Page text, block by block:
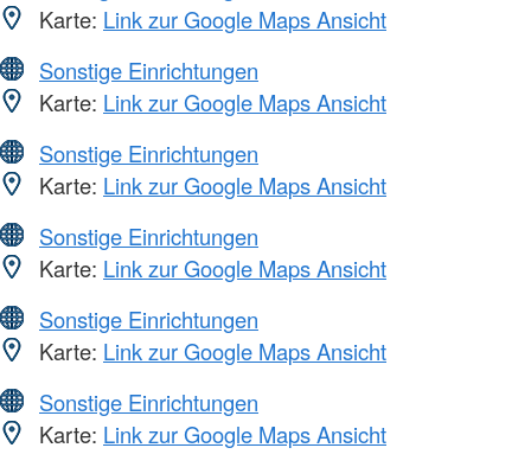
Karte: Link zur Google Maps Ansicht
Sonstige Einrichtungen
Karte: Link zur Google Maps Ansicht
Sonstige Einrichtungen
Karte: Link zur Google Maps Ansicht
Sonstige Einrichtungen
Karte: Link zur Google Maps Ansicht
Sonstige Einrichtungen
Karte: Link zur Google Maps Ansicht
Sonstige Einrichtungen
Karte: Link zur Google Maps Ansicht